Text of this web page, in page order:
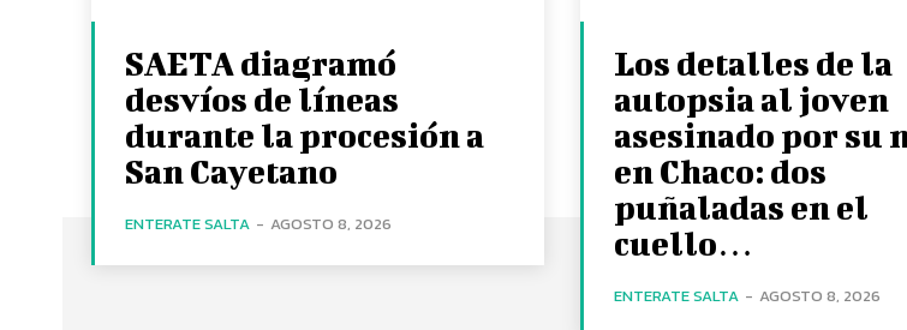
SAETA diagramó
desvíos de líneas
durante la procesión a
San Cayetano
ENTERATE SALTA - AGOSTO 8, 2026
Los detalles de la
autopsia al joven
asesinado por su
en Chaco: dos
puñaladas en el
cuello…
ENTERATE SALTA - AGOSTO 8, 2026